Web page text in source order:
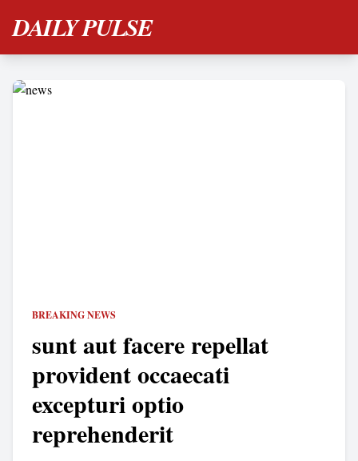
DAILY PULSE
BREAKING NEWS
sunt aut facere repellat
provident occaecati
excepturi optio
reprehenderit